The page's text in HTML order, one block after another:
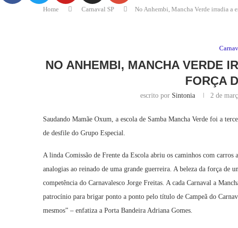
Home Carnaval SP No Anhembi, Mancha Verde irradia a
NO ANHEMBI, MANCHA VERDE
FORÇA
escrito por Sintonia 2 de
Saudando Mamãe Oxum, a escola de Samba Mancha Verde foi a
de desfile do Grupo Especial.
A linda Comissão de Frente da Escola abriu os caminhos com carros
analogias ao reinado de uma grande guerreira. A beleza da força de
competência do Carnavalesco Jorge Freitas. A cada Carnaval a
patrocínio para brigar ponto a ponto pelo título de Campeã do
mesmos” – enfatiza a Porta Bandeira Adriana Gomes.